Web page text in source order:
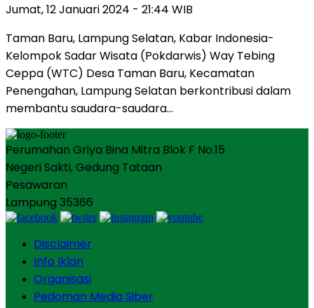
Jumat, 12 Januari 2024 - 21:44 WIB
Taman Baru, Lampung Selatan, Kabar Indonesia-
Kelompok Sadar Wisata (Pokdarwis) Way Tebing
Ceppa (WTC) Desa Taman Baru, Kecamatan
Penengahan, Lampung Selatan berkontribusi dalam
membantu saudara-saudara…
Perumahan Griya Bina Mitra Blok F No.15
Negeri Sakti, Gedung Tataan
Pesawaran
Lampung 35366
Disclaimer
Info Iklan
Organisasi
Pedoman Media Siber